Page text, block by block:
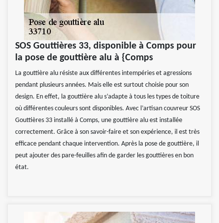
SOS Gouttières 33, disponible à Comps pour
la pose de gouttière alu à {Comps
La gouttière alu résiste aux différentes intempéries et agressions
pendant plusieurs années. Mais elle est surtout choisie pour son
design. En effet, la gouttière alu s’adapte à tous les types de toiture
où différentes couleurs sont disponibles. Avec l’artisan couvreur SOS
Gouttières 33 installé à Comps, une gouttière alu est installée
correctement. Grâce à son savoir-faire et son expérience, il est très
efficace pendant chaque intervention. Après la pose de gouttière, il
peut ajouter des pare-feuilles afin de garder les gouttières en bon
état.